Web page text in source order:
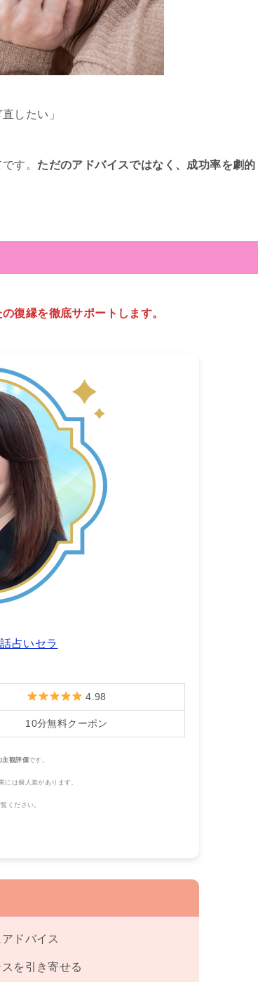
したい」
す。 ただのアドバイスではなく、成功率を劇的
復縁を徹底サポートします。
占いセラ
4.98
10分無料クーポン
主観評価です。
には個人差があります。
ください。
ドバイス
を引き寄せる